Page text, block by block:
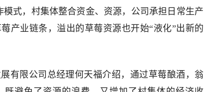
模式，村集体整合资金、资源，公司承担日常生产
产业链条，溢出的草莓资源也开始“液化”出新的
有限公司总经理何天福介绍，通过草莓酿酒，翁